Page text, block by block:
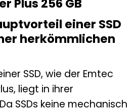
Plus 256 GB
einer SSD
herkömmlichen
SSD, wie der Emtec
liegt in ihrer
SSDs keine mechanisch